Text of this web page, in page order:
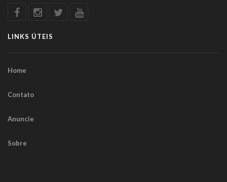
LINKS ÚTEIS
Home
Contato
Anuncie
Sobre